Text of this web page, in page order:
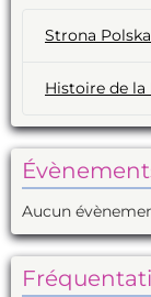
Strona Polska
Histoire de
Aucun